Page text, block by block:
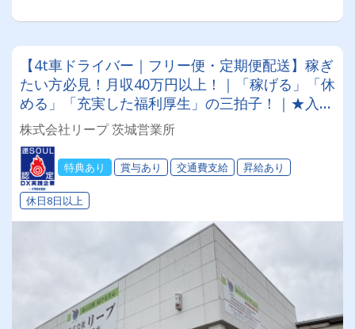
【4t車ドライバー｜フリー便・定期便配送】稼ぎ
たい方必見！月収40万円以上！｜「稼げる」「休
める」「充実した福利厚生」の三拍子！｜★入店
祝金あり★保養所完備でしっかりリフレッシュ
★資格取得支援制度は全額会社負担！｜キャリア
アップも目指せる！｜あなたのライフスタイルに
合わせた働き方が可能です◎
株式会社リープ 茨城営業所
特典あり 賞与あり 交通費支給 昇給あり
休日8日以上